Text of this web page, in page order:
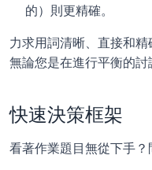
的）則更精確。
力求用詞清晰、直接和精
無論您是在進行平衡的討
快速決策框架
看著作業題目無從下手？